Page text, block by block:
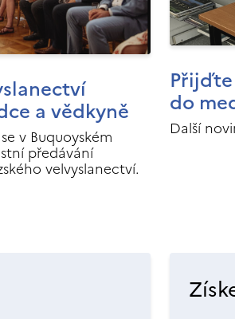
a vědkyně
v Buquoyském
předávání
velvyslanectví.
do
Další